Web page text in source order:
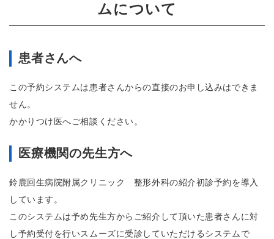
病
鈴
鹿
生
病
院
附
属
リ
ニ
ク
ムについて
患者さんへ
この予約システムは患者さんからの直接のお申し込みはできま
せん。
かかりつけ医へご相談ください。
医療機関の先生方へ
鈴鹿回生病院附属クリニック 整形外科の紹介初診予約を導入
しています。
このシステムは予め先生方からご紹介して頂いた患者さんに対
し予約受付を行いスムーズに受診していただけるシステムで